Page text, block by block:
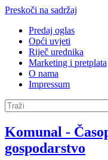
Preskoči na sadržaj
Predaj oglas
Opći uvjeti
Riječ urednika
Marketing i pretplata
O nama
Impressum
Komunal -
gospodarstvo